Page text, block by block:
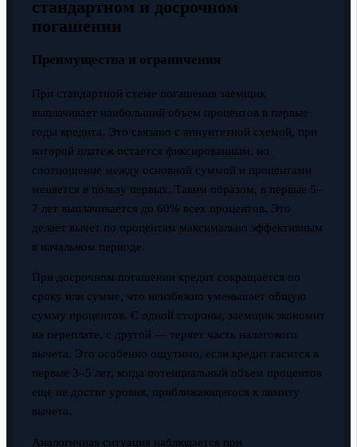
стандартном и досрочном
погашении
Преимущества и ограничения
При стандартной схеме погашения заемщик
выплачивает наибольший объем процентов в первые
годы кредита. Это связано с аннуитетной схемой, при
которой платеж остается фиксированным, но
соотношение между основной суммой и процентами
меняется в пользу первых. Таким образом, в первые 5–
7 лет выплачивается до 60% всех процентов. Это
делает вычет по процентам максимально эффективным
в начальном периоде.
При досрочном погашении кредит сокращается по
сроку или сумме, что неизбежно уменьшает общую
сумму процентов. С одной стороны, заемщик экономит
на переплате, с другой — теряет часть налогового
вычета. Это особенно ощутимо, если кредит гасится в
первые 3–5 лет, когда потенциальный объем процентов
еще не достиг уровня, приближающегося к лимиту
вычета.
Аналогичная ситуация наблюдается при